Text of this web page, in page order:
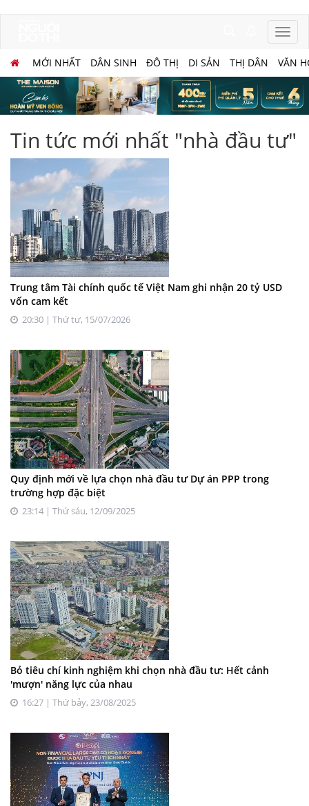
MỚI NHẤT DÂN SINH ĐÔ THỊ DI SẢN THỊ DÂN VĂN
Tin tức mới nhất "nhà đầu tư"
Trung tâm Tài chính quốc tế Việt Nam ghi nhận 20 tỷ USD
vốn cam kết
20:30 | Thứ tư, 15/07/2026
Quy định mới về lựa chọn nhà đầu tư Dự án PPP trong
trường hợp đặc biệt
23:14 | Thứ sáu, 12/09/2025
Bỏ tiêu chí kinh nghiệm khi chọn nhà đầu tư: Hết cảnh
'mượn' năng lực của nhau
16:27 | Thứ bảy, 23/08/2025